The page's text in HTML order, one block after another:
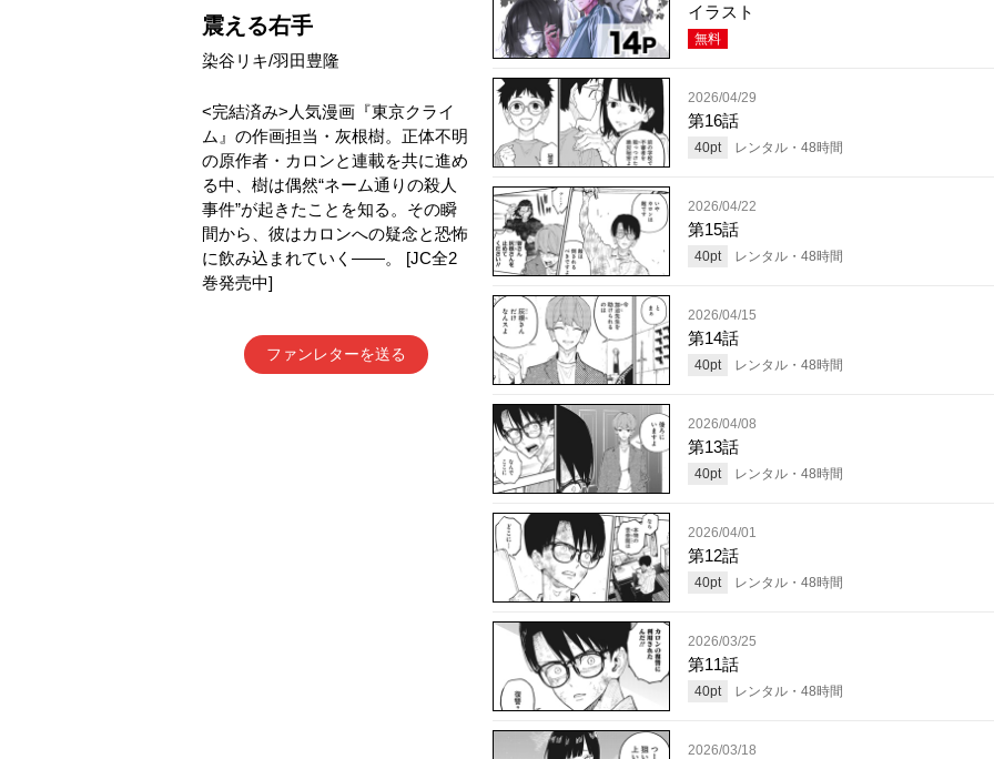
震える右手
染谷リキ/羽田豊隆
<完結済み>人気漫画『東京クライ
ム』の作画担当・灰根樹。正体不明
の原作者・カロンと連載を共に進め
る中、樹は偶然“ネーム通りの殺人
事件”が起きたことを知る。その瞬
間から、彼はカロンへの疑念と恐怖
に飲み込まれていく――。 [JC全2
巻発売中]
ファンレターを送る
イラスト
無料
2026/04/29
第16話
40pt レンタル・ 48時間
2026/04/22
第15話
40pt レンタル・ 48時間
2026/04/15
第14話
40pt レンタル・ 48時間
2026/04/08
第13話
40pt レンタル・ 48時間
2026/04/01
第12話
40pt レンタル・ 48時間
2026/03/25
第11話
40pt レンタル・ 48時間
2026/03/18